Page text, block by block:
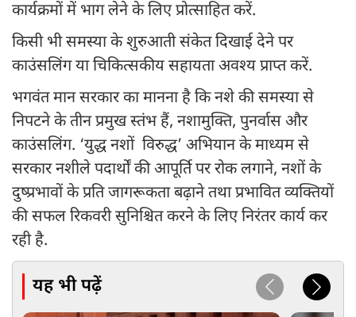
कार्यक्रमों में भाग लेने के लिए प्रोत्साहित करें.
किसी भी समस्या के शुरुआती संकेत दिखाई देने पर
काउंसलिंग या चिकित्सकीय सहायता अवश्य प्राप्त करें.
भगवंत मान सरकार का मानना है कि नशे की समस्या से
निपटने के तीन प्रमुख स्तंभ हैं, नशामुक्ति, पुनर्वास और
काउंसलिंग. ‘युद्ध नशों विरुद्ध’ अभियान के माध्यम से
सरकार नशीले पदार्थों की आपूर्ति पर रोक लगाने, नशों के
दुष्प्रभावों के प्रति जागरूकता बढ़ाने तथा प्रभावित व्यक्तियों
की सफल रिकवरी सुनिश्चित करने के लिए निरंतर कार्य कर
रही है.
यह भी पढ़ें